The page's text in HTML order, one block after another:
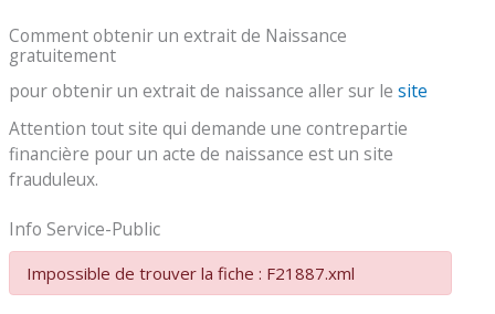
Comment obtenir un extrait de Naissance
gratuitement
pour obtenir un extrait de naissance aller sur le site
Attention tout site qui demande une contrepartie
financière pour un acte de naissance est un site
frauduleux.
Info Service-Public
Impossible de trouver la fiche : F21887.xml